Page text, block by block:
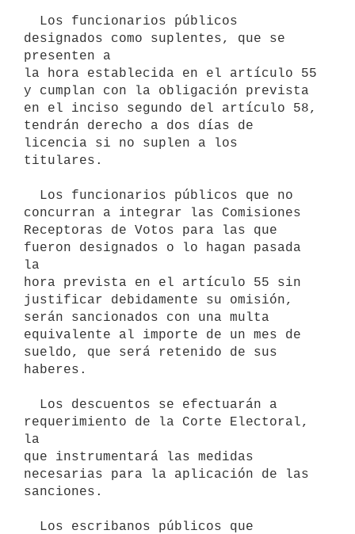
designados como suplentes, que se
presenten a
la hora establecida en el artículo 55
y cumplan con la obligación prevista
en el inciso segundo del artículo 58,
tendrán derecho a dos días de
licencia si no suplen a los
titulares.
concurran a integrar las Comisiones
Receptoras de Votos para las que
fueron designados o lo hagan pasada
la
hora prevista en el artículo 55 sin
justificar debidamente su omisión,
serán sancionados con una multa
equivalente al importe de un mes de
sueldo, que será retenido de sus
haberes.
requerimiento de la Corte Electoral,
la
que instrumentará las medidas
necesarias para la aplicación de las
sanciones.